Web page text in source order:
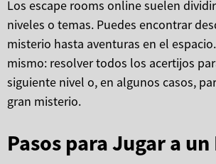
Los escape rooms online suelen
niveles o temas. Puedes encontrar
misterio hasta aventuras en el
mismo: resolver todos los acertijos
siguiente nivel o, en algunos casos,
gran misterio.
Pasos para Jugar a un